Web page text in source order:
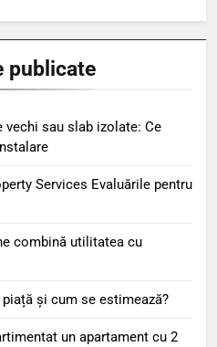
publicate
vechi sau slab izolate: Ce
Services Evaluările pentru
combină utilitatea cu
și cum se estimează?
un apartament cu 2